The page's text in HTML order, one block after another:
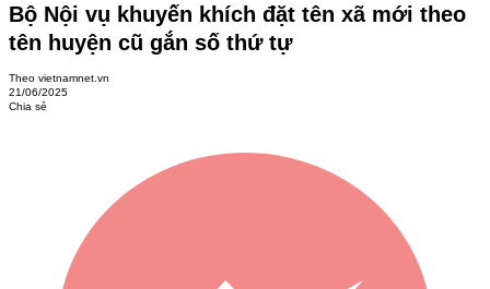
Bộ Nội vụ khuyến khích đặt tên xã mới theo
tên huyện cũ gắn số thứ tự
Theo vietnamnet.vn
21/06/2025
Chia sẻ